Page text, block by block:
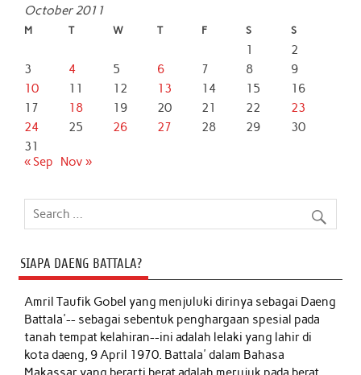
October 2011
M T W T F S S
1
2
3
4 5 6 7 8
9
10
11 12 13 14 15
16
17
18 19 20 21 22
23
24
25 26 27 28 29
30
31
« Sep
Nov »
SIAPA DAENG BATTALA?
Amril Taufik Gobelyang menjuluki dirinya sebagai Daeng
Battala'-- sebagai sebentuk penghargaan spesial pada
tanah tempat kelahiran--ini adalah lelaki yang lahir di
kota daeng, 9 April 1970. Battala' dalam Bahasa